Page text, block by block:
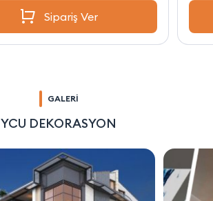
Sipariş Ver
GALERİ
YCU DEKORASYON